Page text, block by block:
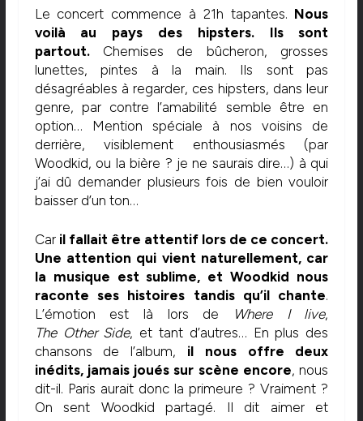
Le concert commence à 21h tapantes. Nous
voilà au pays des hipsters. Ils sont
partout.Chemises de bûcheron, grosses
lunettes, pintes à la main. Ils sont pas
désagréables à regarder, ces hipsters, dans leur
genre, par contre l’amabilité semble être en
option… Mention spéciale à nos voisins de
derrière, visiblement enthousiasmés (par
Woodkid, ou la bière ? je ne saurais dire…) à qui
j’ai dû demander plusieurs fois de bien vouloir
baisser d’un ton…
Car il fallait être attentif lors de ce concert.
Une attention qui vient naturellement, car
la musique est sublime, et Woodkid nous
raconte ses histoires tandis qu’il chante.
L’émotion est là lors de
Where I live,
The Other Side, et tant d’autres… En plus des
chansons de l’album, il nous offre deux
inédits, jamais joués sur scène encore, nous
dit-il. Paris aurait donc la primeure ? Vraiment ?
On sent Woodkid partagé. Il dit aimer et